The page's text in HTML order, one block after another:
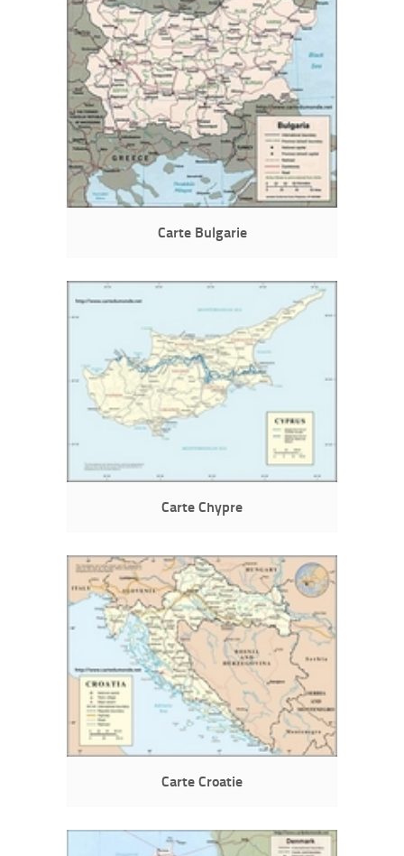
Carte Bulgarie
Carte Chypre
Carte Croatie